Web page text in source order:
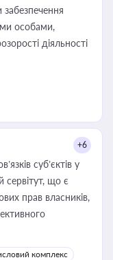
особами,
діяльності
+6
суб’єктів у
сервітут, що є
прав власників,
комплекс